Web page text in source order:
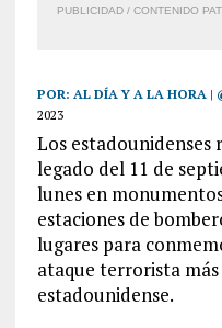
PUBLICIDAD / CONTENIDO
POR: AL DÍA Y A LA HORA |
2023
Los
legado del 11 de
lunes en
estaciones de
lugares para
ataque terrorista
estadounidense.